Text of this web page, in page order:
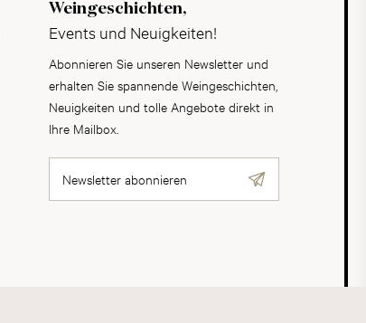
Weingeschichten,
Events und Neuigkeiten!
Abonnieren Sie unseren Newsletter und
erhalten Sie spannende Weingeschichten,
Neuigkeiten und tolle Angebote direkt in
Ihre Mailbox.
Newsletter abonnieren